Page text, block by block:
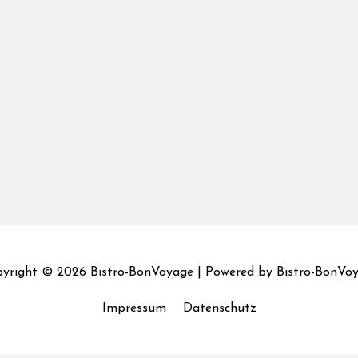
© 2026 Bistro-BonVoyage| Powered by Bistro-
Impressum Datenschutz